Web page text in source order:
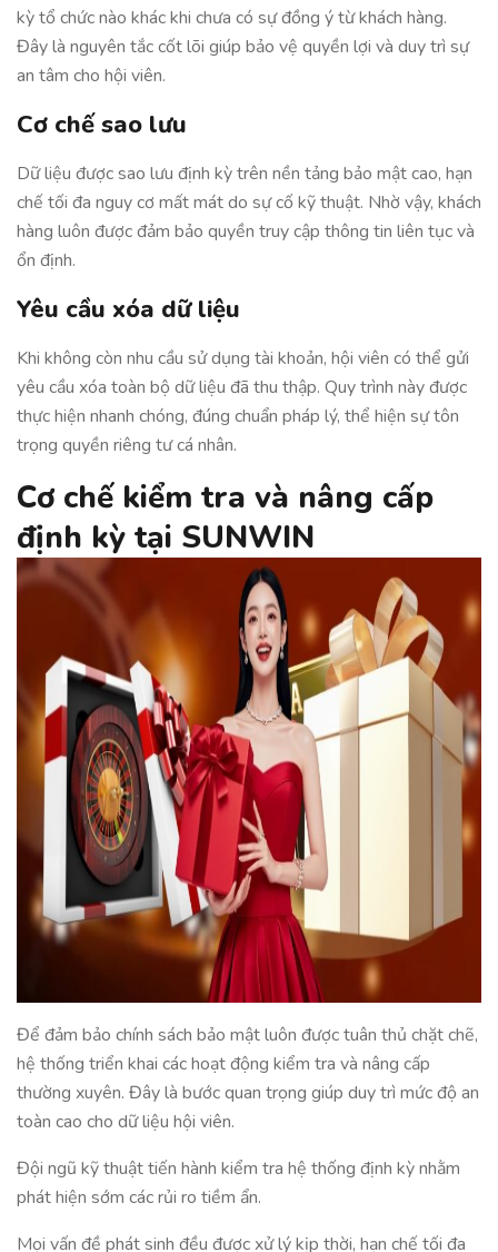
kỳ tổ chức nào khác khi chưa có sự đồng ý từ khách hàng.
Đây là nguyên tắc cốt lõi giúp bảo vệ quyền lợi và duy trì sự
an tâm cho hội viên.
Cơ chế sao lưu
Dữ liệu được sao lưu định kỳ trên nền tảng bảo mật cao, hạn
chế tối đa nguy cơ mất mát do sự cố kỹ thuật. Nhờ vậy, khách
hàng luôn được đảm bảo quyền truy cập thông tin liên tục và
ổn định.
Yêu cầu xóa dữ liệu
Khi không còn nhu cầu sử dụng tài khoản, hội viên có thể gửi
yêu cầu xóa toàn bộ dữ liệu đã thu thập. Quy trình này được
thực hiện nhanh chóng, đúng chuẩn pháp lý, thể hiện sự tôn
trọng quyền riêng tư cá nhân.
Cơ chế kiểm tra và nâng cấp
định kỳ tại SUNWIN
Để đảm bảo chính sách bảo mật luôn được tuân thủ chặt chẽ,
hệ thống triển khai các hoạt động kiểm tra và nâng cấp
thường xuyên. Đây là bước quan trọng giúp duy trì mức độ an
toàn cao cho dữ liệu hội viên.
Đội ngũ kỹ thuật tiến hành kiểm tra hệ thống định kỳ nhằm
phát hiện sớm các rủi ro tiềm ẩn.
Mọi vấn đề phát sinh đều được xử lý kịp thời, hạn chế tối đa